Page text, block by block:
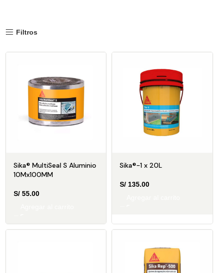
Filtros
Sika® MultiSeal S Aluminio
10Mx100MM
S/55.00
Sika®-1 x 20L
S/ 135.00